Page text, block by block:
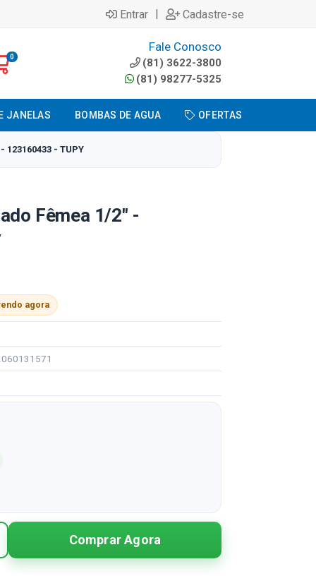
Entrar | Cadastre-se
0
Fale Conosco
(81) 3622-3800
(81) 98277-5325
JANELAS BOMBAS DE AGUA OFERTAS
123160433 - TUPY
Fêmea 1/2" -
agora
Comprar Agora